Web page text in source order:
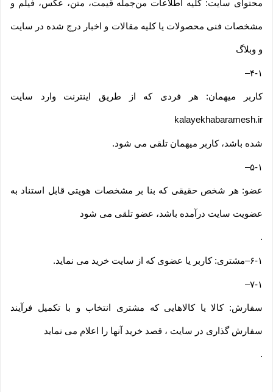
محتوای سایت: کلیه اطلاعات من‌جمله قیمت، متن، عکس، فیلم و
مشخصات فنی محصولات یا کلیه مقالات و اخبار درج شده در سایت
و وبلاگ
۴-۱–
کاربر میهمان: هر فردی که از طریق اینترنت وارد سایت
kalayekhabaramesh.ir
شده باشد، کاربر میهمان تلقی می شود.
۵-۱–
عضو: هر شخص حقیقی که بنا بر مشخصات هویتی قابل استناد به
عضویت سایت درآمده باشد، عضو تلقی می شود
.
۶-۱–مشتری: کاربر یا عضوی که از سایت خرید می نماید.
۷-۱–
سفارش: کالا یا کالاهایی که مشتری انتخاب و با تکمیل فرآیند
سفارش گذاری در سایت ، قصد خرید آنها را اعلام می نماید
.